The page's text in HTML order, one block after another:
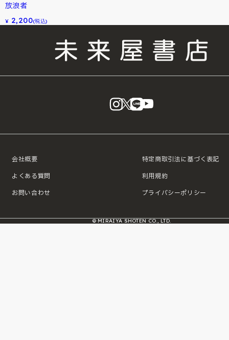
放浪者
¥ 2,200(税込)
instagram
X LINE
会社概要
よくある質問
お問い合わせ
特定商取引法に基づく表記
利用規約
プライバシーポリシー
© MIRAIYA SHOTEN CO., LTD.